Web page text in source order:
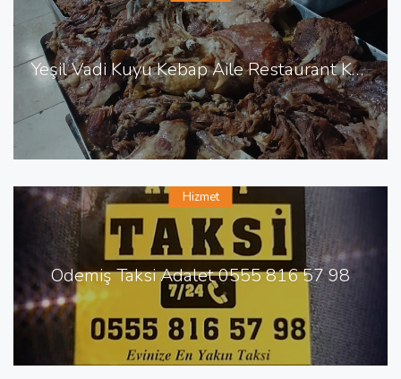
Yeşil Vadi Kuyu Kebap Aile Restaurant Kalecik'te Aile Restaurant
Ödemiş Taksi Adalet 0555 816 57 98
Hizmet